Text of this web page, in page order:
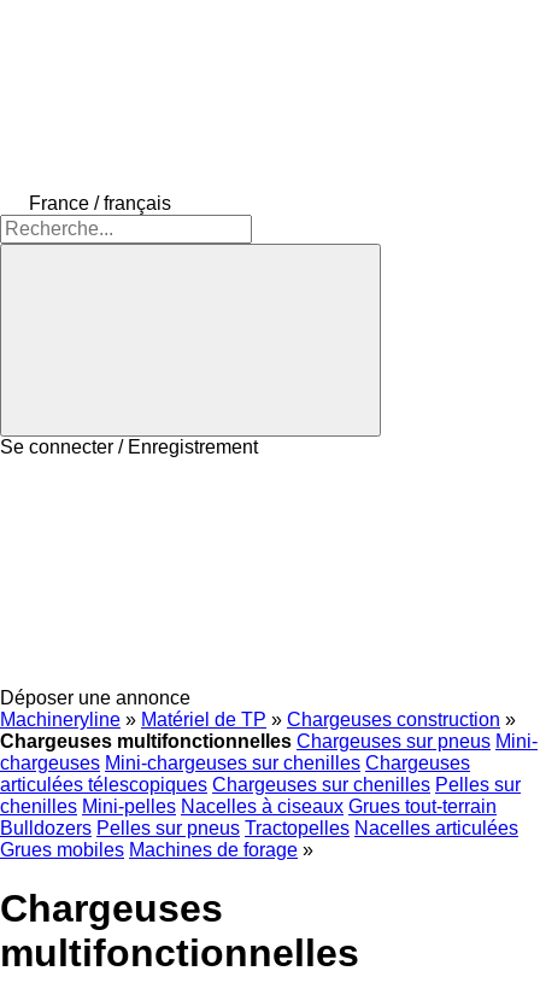
France / français
Se connecter / Enregistrement
Déposer une annonce
Machineryline » Matériel de TP » Chargeuses construction »
Chargeuses multifonctionnelles Chargeuses sur pneus Mini-
chargeuses Mini-chargeuses sur chenilles Chargeuses
articulées télescopiques Chargeuses sur chenilles Pelles sur
chenilles Mini-pelles Nacelles à ciseaux Grues tout-terrain
Bulldozers Pelles sur pneus Tractopelles Nacelles articulées
Grues mobiles Machines de forage »
Chargeuses
multifonctionnelles